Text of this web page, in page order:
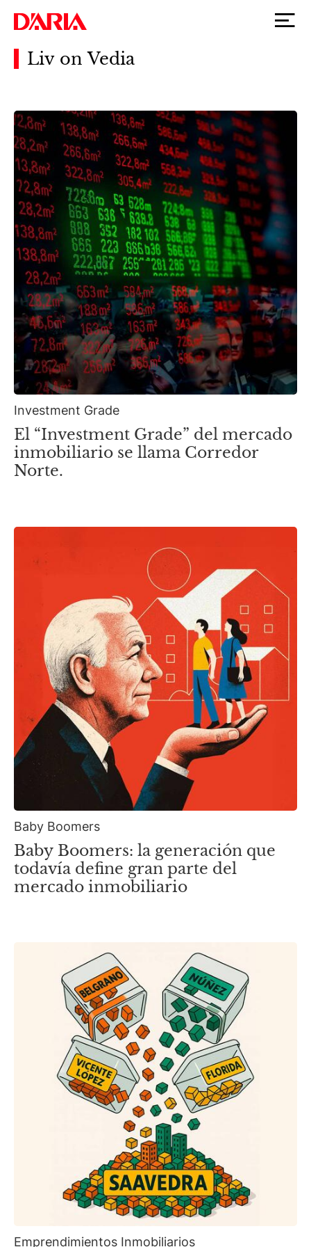
Liv on Vedia
Investment Grade
El “Investment Grade” del mercado
inmobiliario se llama Corredor
Norte.
Baby Boomers
Baby Boomers: la generación que
todavía define gran parte del
mercado inmobiliario
Emprendimientos Inmobiliarios